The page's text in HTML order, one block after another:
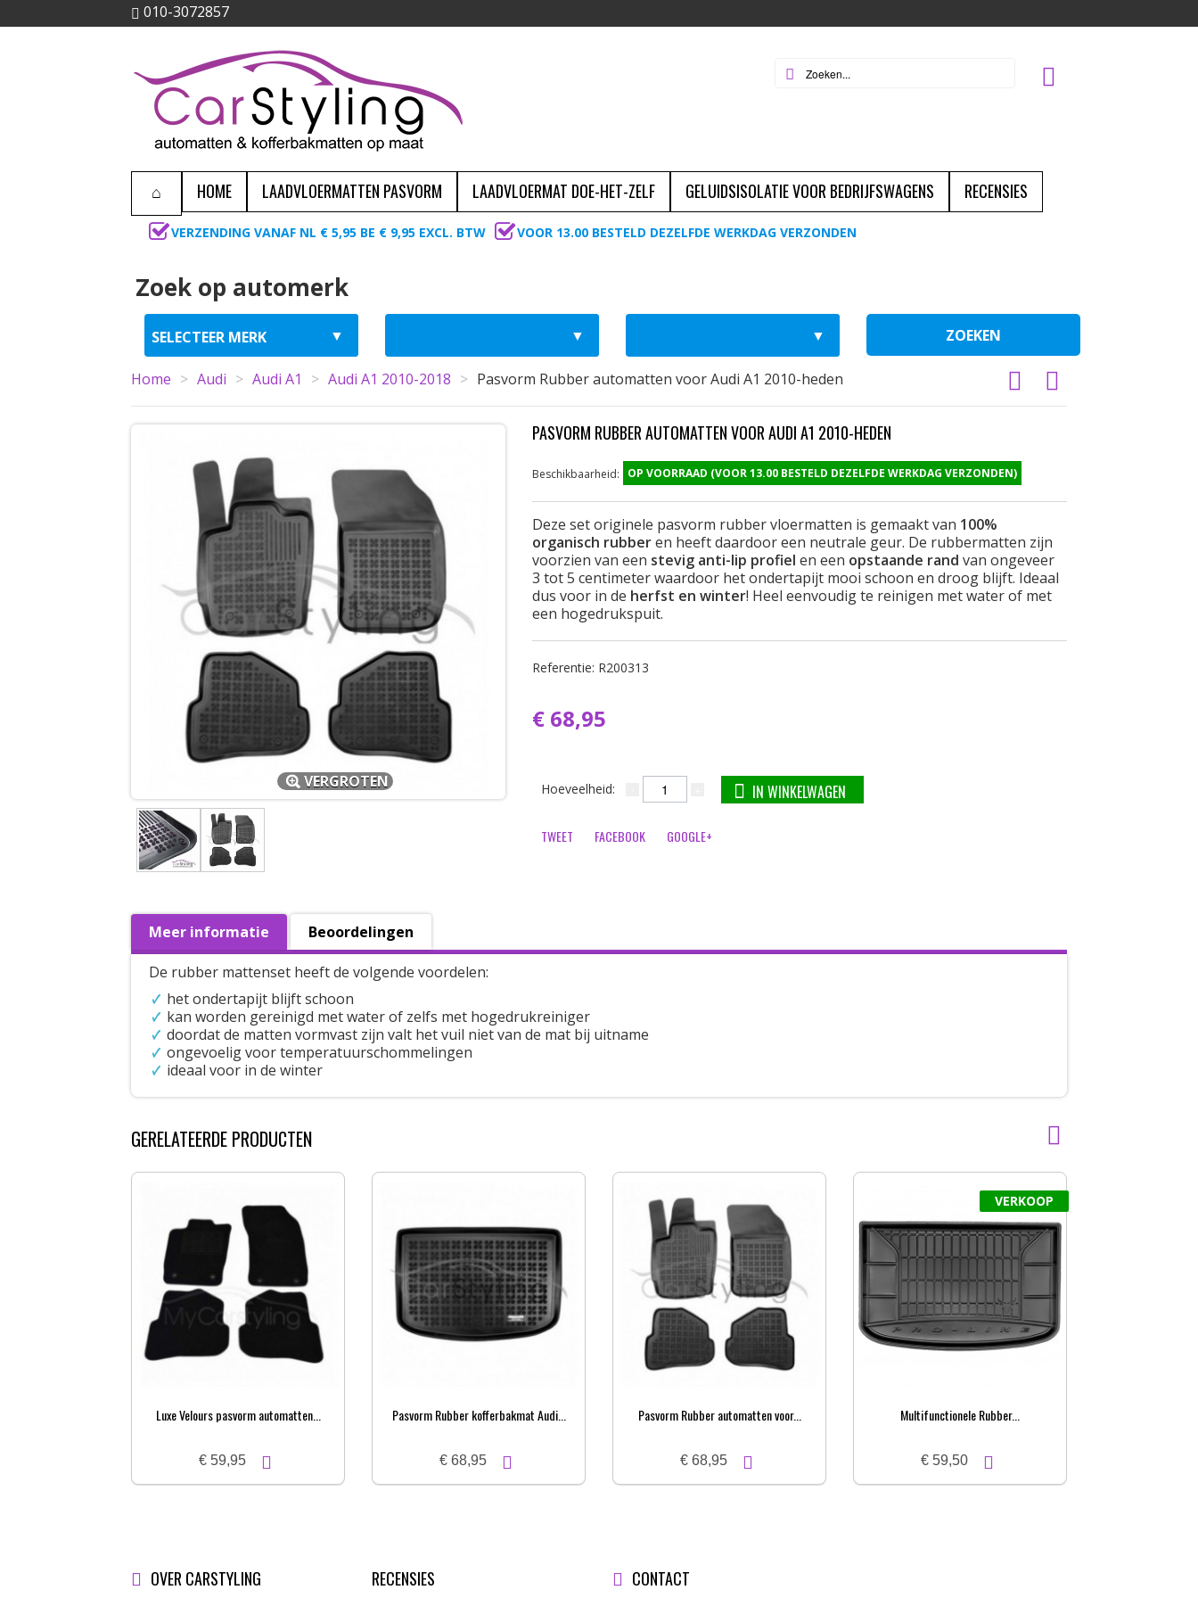
010-3072857
HOME LAADVLOERMATTEN PASVORM LAADVLOERMAT DOE-HET-ZELF GELUIDSISOLATIE VOOR BEDRIJFSWAGENS RECENSIES
VERZENDING VANAF NL € 5,95 BE € 9,95 EXCL. BTW VOOR 13.00 BESTELD DEZELFDE WERKDAG VERZONDEN
Zoek op automerk
ZOEKEN
Home > Audi > Audi A1 > Audi A1 2010-2018 > Pasvorm Rubber automatten voor Audi A1 2010-heden
VERGROTEN
PASVORM RUBBER AUTOMATTEN VOOR AUDI A1 2010-HEDEN
Beschikbaarheid: OP VOORRAAD (VOOR 13.00 BESTELD DEZELFDE WERKDAG VERZONDEN)
Deze set originele pasvorm rubber vloermatten is gemaakt van 100%
organisch rubberen heeft daardoor een neutrale geur. De rubbermatten zijn
voorzien van een stevig anti-lip profiel en een opstaande rand van ongeveer
3 tot 5 centimeter waardoor het ondertapijt mooi schoon en droog blijft. Ideaal
dus voor in de herfst en winter! Heel eenvoudig te reinigen met water of met
een hogedrukspuit.
Referentie: R200313
€ 68,95
Hoeveelheid: IN WINKELWAGEN
TWEET FACEBOOK GOOGLE+
Meer informatie Beoordelingen
De rubber mattenset heeft de volgende voordelen:
het ondertapijt blijft schoon
kan worden gereinigd met water of zelfs met hogedrukreiniger
doordat de matten vormvast zijn valt het vuil niet van de mat bij uitname
ongevoelig voor temperatuurschommelingen
ideaal voor in de winter
GERELATEERDE PRODUCTEN
Luxe Velours pasvorm automatten...
€ 59,95
Pasvorm Rubber kofferbakmat Audi...
€ 68,95
Pasvorm Rubber automatten voor...
€ 68,95
VERKOOP
Multifunctionele Rubber...
€ 59,50
OVER CARSTYLING RECENSIES CONTACT